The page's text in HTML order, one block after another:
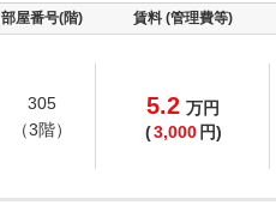
部屋番号(階) 賃料 (管理費等)
305
（3階）
5.2 万円
(3,000 円)